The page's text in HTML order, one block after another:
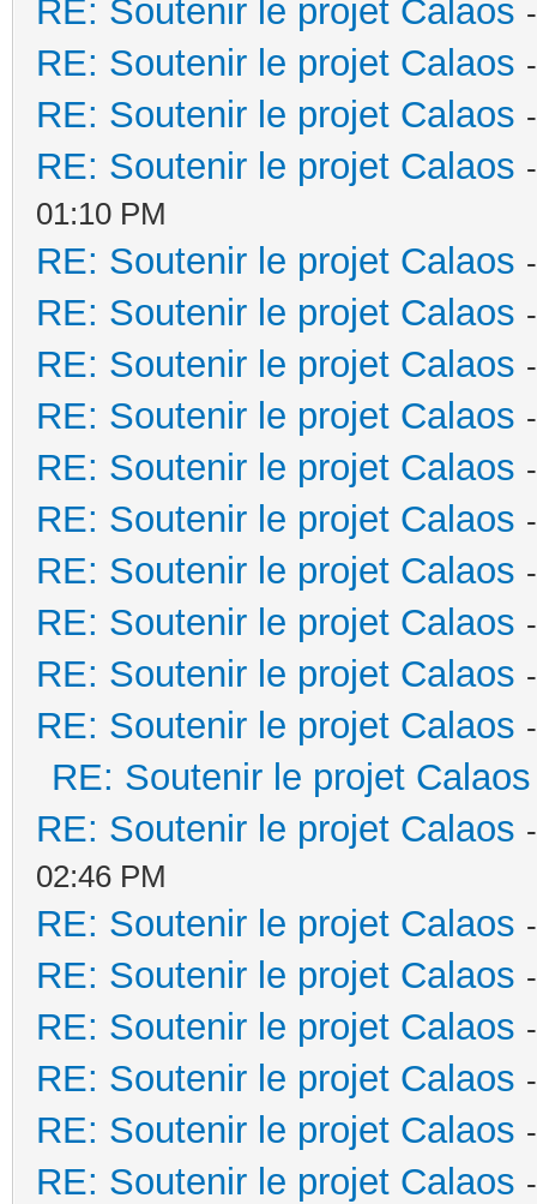
RE: Soutenir le projet Calaos
RE: Soutenir le projet Calaos
RE: Soutenir le projet Calaos
RE: Soutenir le projet Calaos
01:10 PM
RE: Soutenir le projet Calaos
RE: Soutenir le projet Calaos
RE: Soutenir le projet Calaos
RE: Soutenir le projet Calaos
RE: Soutenir le projet Calaos
RE: Soutenir le projet Calaos
RE: Soutenir le projet Calaos
RE: Soutenir le projet Calaos
RE: Soutenir le projet Calaos
RE: Soutenir le projet Calaos
RE: Soutenir le projet Calaos
RE: Soutenir le projet Calaos
02:46 PM
RE: Soutenir le projet Calaos
RE: Soutenir le projet Calaos
RE: Soutenir le projet Calaos
RE: Soutenir le projet Calaos
RE: Soutenir le projet Calaos
RE: Soutenir le projet Calaos